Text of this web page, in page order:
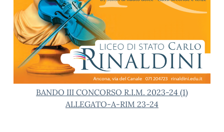
BANDO III CONCORSO R.I.M. 2023-24 (1)
ALLEGATO-A-RIM 23-24